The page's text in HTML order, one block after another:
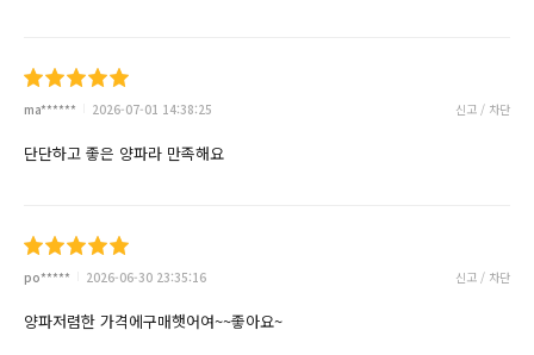
ma****** 2026-07-01 14:38:25 신고 / 차단
단단하고 좋은 양파라 만족해요
po***** 2026-06-30 23:35:16 신고 / 차단
양파저렴한 가격에구매햇어여~~좋아요~